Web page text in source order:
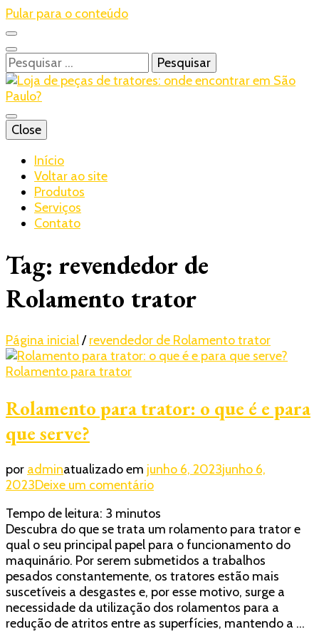
Pular para o conteúdo
Pesquisar
por:
Realtrac
Blog – Realtrac
Close
Início
Voltar ao site
Produtos
Serviços
Contato
Tag: revendedor de
Rolamento trator
Página inicial/ revendedor de Rolamento trator
Rolamento para trator
Rolamento para trator: o que é e para
que serve?
por adminatualizado em junho 6, 2023junho 6,
2023Deixe um comentárioem
para
trator:
o
que
é
e
para
que
Tempo de leitura: 3 minutos
Descubra do que se trata um rolamento para trator e
qual o seu principal papel para o funcionamento do
maquinário. Por serem submetidos a trabalhos
pesados constantemente, os tratores estão mais
suscetíveis a desgastes e, por esse motivo, surge a
necessidade da utilização dos rolamentos para a
redução de atritos entre as superfícies, mantendo a …